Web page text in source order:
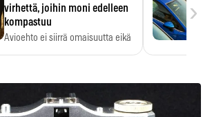
virhettä, joihin moni edelleen
kompastuu
Avioehto ei siirrä omaisuutta eikä
›